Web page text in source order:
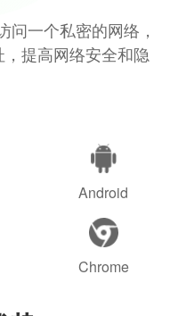
一个私密的网络，
提高网络安全和隐
Android
Chrome